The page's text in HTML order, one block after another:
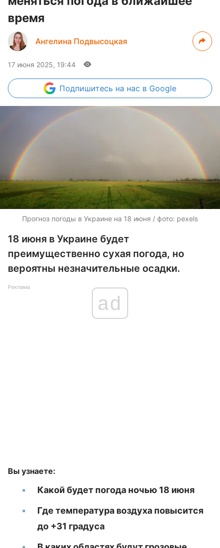
время
Ангелина Подвысоцкая
17 июня 2025, 19:44
Подпишитесь на нас в Google
Прогноз погоды в Украине на 18 июня / фото: pexels
18 июня в Украине будет
преимущественно сухая погода, но
вероятны незначительные осадки.
Реклама
ad
Вы узнаете:
Какой будет погода ночью 18 июня
Где температура воздуха повысится
до +31 градуса